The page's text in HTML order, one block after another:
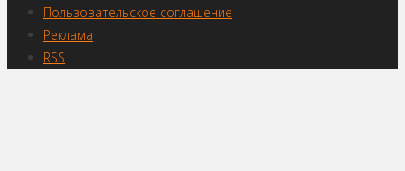
Пользовательское соглашение
Реклама
RSS